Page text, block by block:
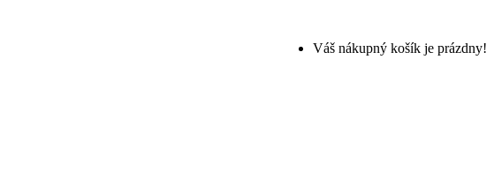
Váš nákupný košík je prázdny!